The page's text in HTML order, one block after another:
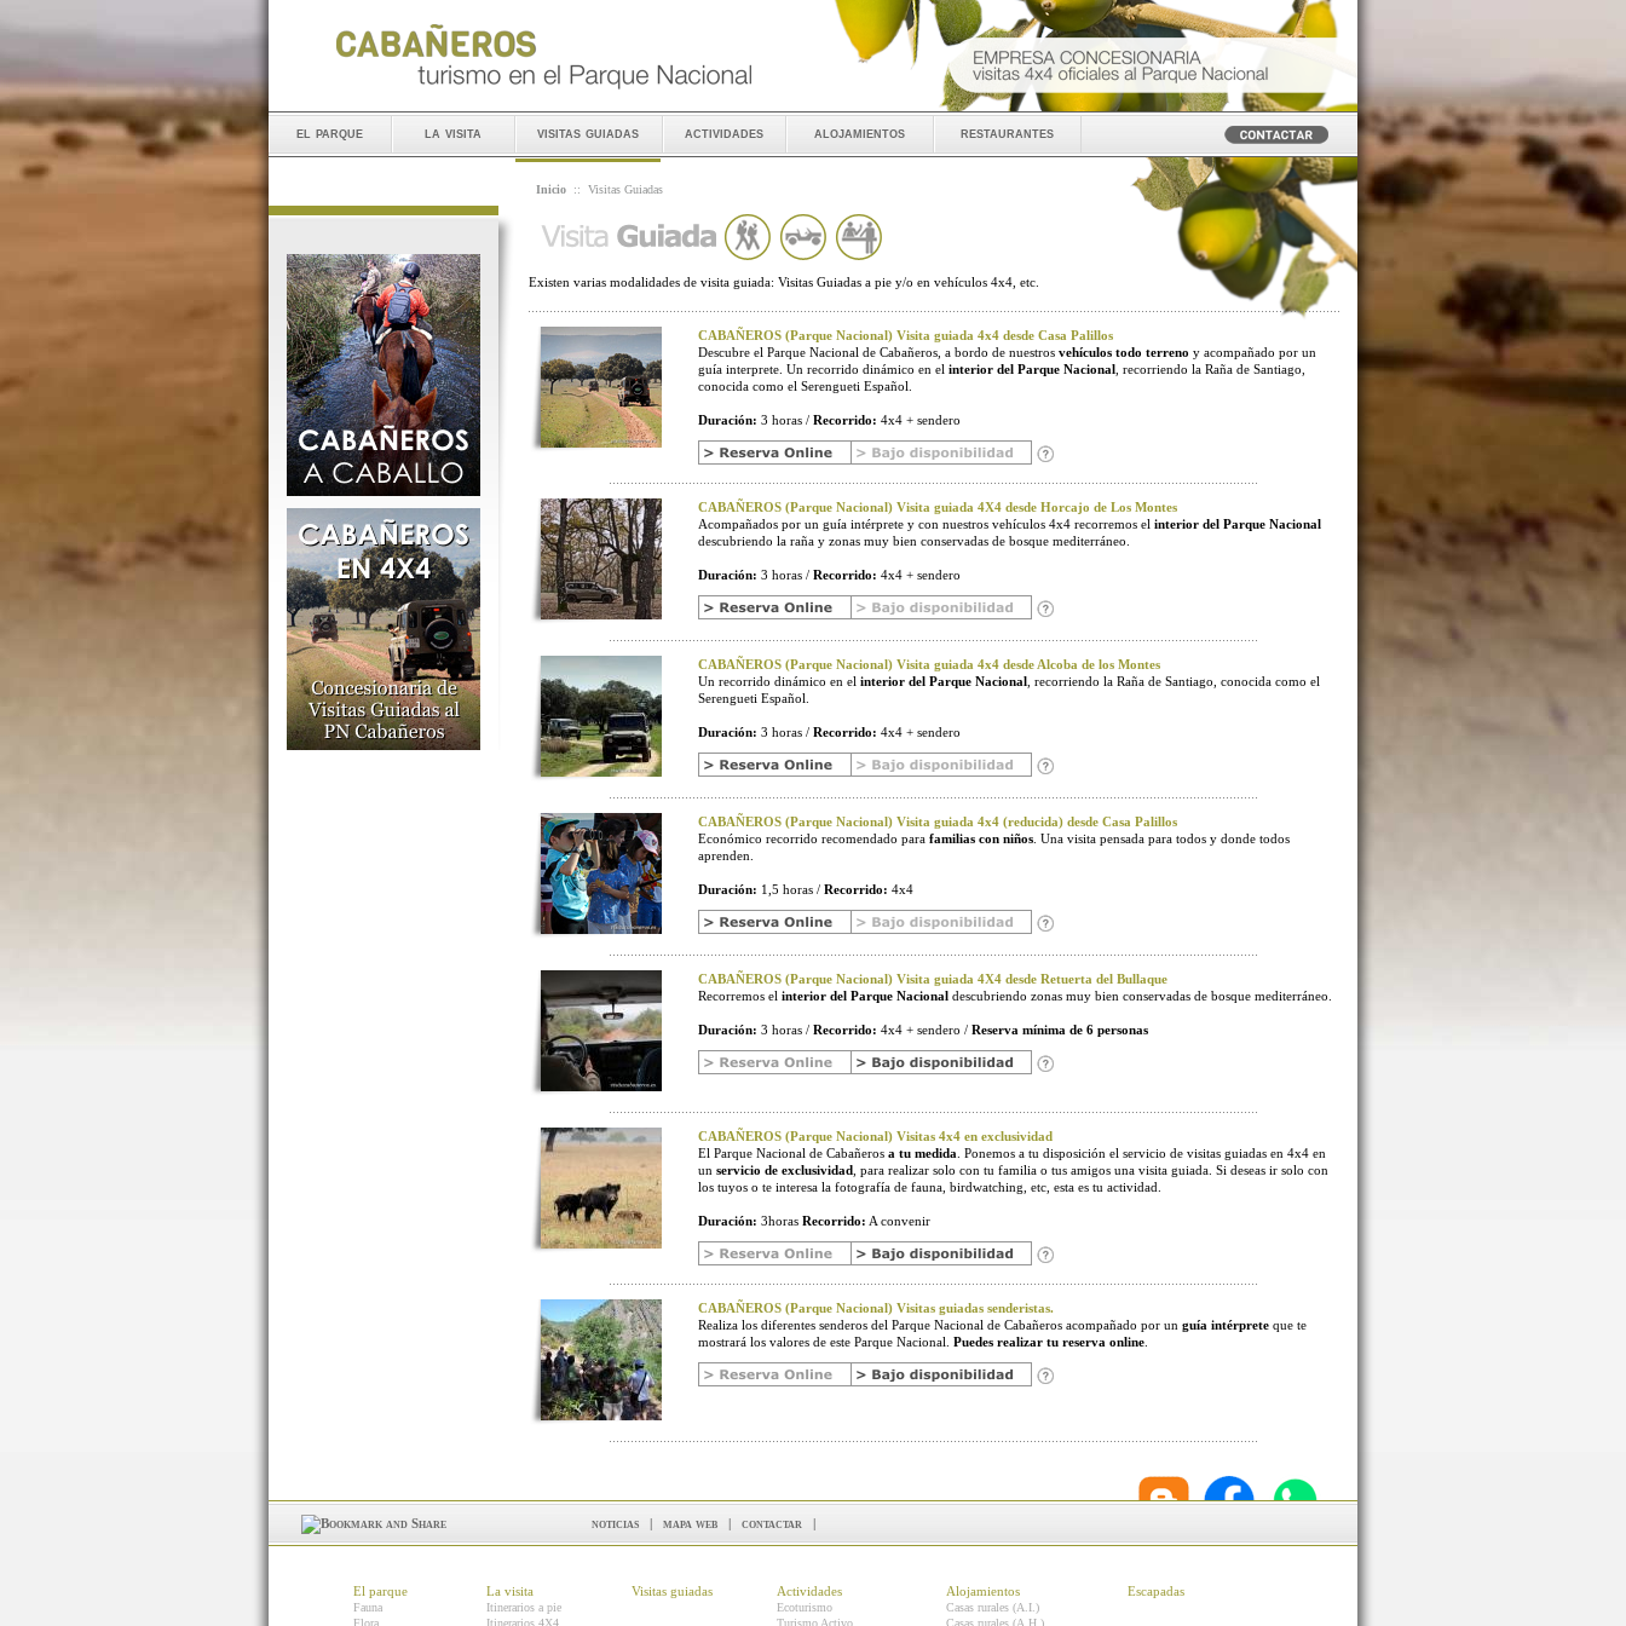
el parque la visita visitas guiadas actividades alojamientos restaurantes
Inicio :: Visitas Guiadas
Existen varias modalidades de visita guiada: Visitas Guiadas a pie y/o en vehículos 4x4, etc.
CABAÑEROS (Parque Nacional) Visita guiada 4x4 desde Casa Palillos
Descubre el Parque Nacional de Cabañeros, a bordo de nuestros vehículos todo terreno y acompañado por un
guía interprete. Un recorrido dinámico en el interior del Parque Nacional , recorriendo la Raña de Santiago,
conocida como el Serengueti Español.
Duración: 3 horas / Recorrido: 4x4 + sendero
CABAÑEROS (Parque Nacional) Visita guiada 4X4 desde Horcajo de Los Montes
Acompañados por un guía intérprete y con nuestros vehículos 4x4 recorremos el interior del Parque Nacional
descubriendo la raña y zonas muy bien conservadas de bosque mediterráneo.
Duración: 3 horas / Recorrido: 4x4 + sendero
CABAÑEROS (Parque Nacional) Visita guiada 4x4 desde Alcoba de los Montes
Un recorrido dinámico en el interior del Parque Nacional , recorriendo la Raña de Santiago, conocida como el
Serengueti Español.
Duración: 3 horas / Recorrido: 4x4 + sendero
CABAÑEROS (Parque Nacional) Visita guiada 4x4 (reducida) desde Casa Palillos
Económico recorrido recomendado para familias con niños . Una visita pensada para todos y donde todos
aprenden.
Duración: 1,5 horas / Recorrido: 4x4
CABAÑEROS (Parque Nacional) Visita guiada 4X4 desde Retuerta del Bullaque
Recorremos el interior del Parque Nacional descubriendo zonas muy bien conservadas de bosque mediterráneo.
Duración: 3 horas / Recorrido: 4x4 + sendero / Reserva mínima de 6 personas
CABAÑEROS (Parque Nacional) Visitas 4x4 en exclusividad
El Parque Nacional de Cabañeros a tu medida . Ponemos a tu disposición el servicio de visitas guiadas en 4x4 en
un servicio de exclusividad , para realizar solo con tu familia o tus amigos una visita guiada. Si deseas ir solo con
los tuyos o te interesa la fotografía de fauna, birdwatching, etc, esta es tu actividad.
Duración: 3horas Recorrido: A convenir
CABAÑEROS (Parque Nacional) Visitas guiadas senderistas.
Realiza los diferentes senderos del Parque Nacional de Cabañeros acompañado por un guía intérprete que te
mostrará los valores de este Parque Nacional. Puedes realizar tu reserva online
noticias | mapa web | contactar |
El parque
Fauna
Flora
La visita
Itinerarios a pie
Itinerarios 4X4
Visitas guiadas Actividades
Ecoturismo
Turismo Activo
Alojamientos
Casas rurales (A.I.)
Casas rurales (A.H.)
Escapadas